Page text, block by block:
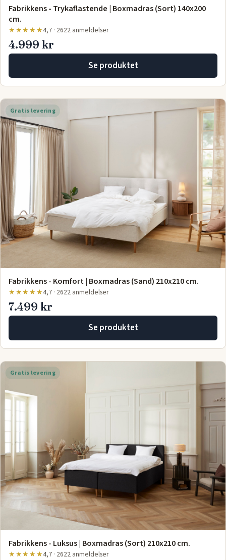
Fabrikkens - Trykaflastende | Boxmadras (Sort) 140x200
cm.
★★★★★4,7 · 2622 anmeldelser
4.999 kr
Se produktet
Gratis levering
Fabrikkens - Komfort | Boxmadras (Sand) 210x210 cm.
★★★★★4,7 · 2622 anmeldelser
7.499 kr
Se produktet
Gratis levering
Fabrikkens - Luksus | Boxmadras (Sort) 210x210 cm.
★★★★★4,7 · 2622 anmeldelser